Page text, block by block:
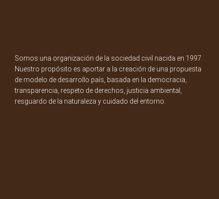
Somos una organización de la sociedad civil nacida en 1997.
Nuestro propósito es aportar a la creación de una propuesta
de modelo de desarrollo país, basada en la democracia,
transparencia, respeto de derechos, justicia ambiental,
resguardo de la naturaleza y cuidado del entorno.